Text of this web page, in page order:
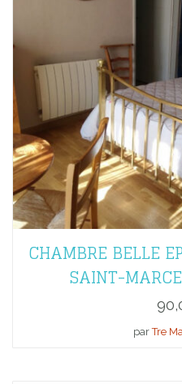
CHAMBRE BELLE
SAINT-
parTre